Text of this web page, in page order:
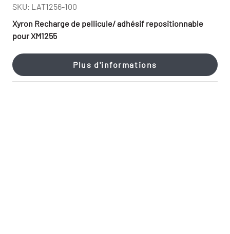
SKU: LAT1256-100
Xyron Recharge de pellicule/ adhésif repositionnable
pour XM1255
Plus d'informations